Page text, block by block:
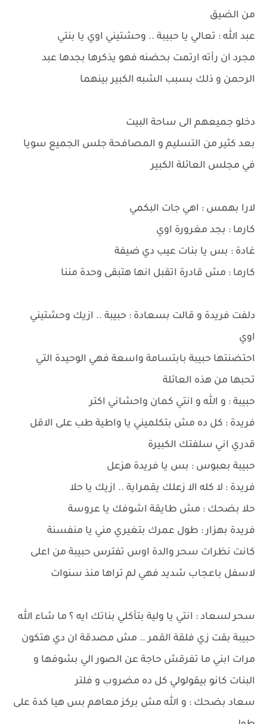
من الضيق
عبد الله : تعالي يا حبيبة .. وحشتيني اوي يا بنتي
مجرد ان رأته ارتمت بحضنه فهو يذكرها بجدها عبد
الرحمن و ذلك بسبب الشبه الكبير بينهما
دخلو جميعهم الى ساحة البيت
بعد كثير من التسليم و المصافحة جلس الجميع سويا
في مجلس العائلة الكبير
لارا بهمس : اهي جات البكمي
كارما : بجد مغرورة اوي
غادة : بس يا بنات عيب دي ضيفة
كارما : مش قادرة اتقبل انها هتبقى وحدة مننا
دلفت فريدة و قالت بسعادة : حبيبة .. ازيك وحشتيني
اوي
احتضنتها حبيبة بابتسامة واسعة فهي الوحيدة التي
تحبها من هذه العائلة
حبيبة : و الله و انتي كمان واحشاني اكتر
فريدة : كل ده مش بتكلميني يا واطية طب على الاقل
قدري اني سلفتك الكبيرة
حبيبة بعبوس : بس يا فريدة هزعل
فريدة : لا كله الا زعلك يقمراية .. ازيك يا حلا
حلا بضحك : مش طايقة اشوفك يا عروسة
فريدة بهزار : طول عمرك بتغيري مني يا منفسنة
كانت نظرات سحر والدة اوس تفترس حبيبة من اعلى
لاسفل باعجاب شديد فهي لم تراها منذ سنوات
سحر لسعاد : انتي يا ولية بتأكلي بناتك ايه ؟ ما شاء الله
حبيبة بقت زي فلقة القمر .. مش مصدقة ان دي هتكون
مرات ابني ما تفرقش حاجة عن الصور الي بشوفها و
البنات كانو بيقولولي كل ده مضروب و فلتر
سعاد بضحك : و الله مش بركز معاهم بس هيا كدة على